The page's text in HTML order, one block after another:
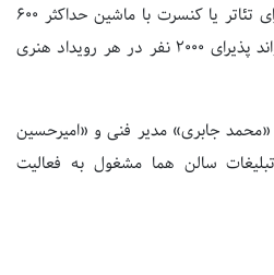
ظرفیت سالن فوق در زمان اجرای تئاتر یا کنسرت با ماشین حداکثر ۶۰۰
خودرو بوده و در مجموع می‌تواند پذیرای ۲۰۰۰ نفر‌ در هر رویداد هنری
«محمد جابری» مدیر‌ فنی و «امیرحسین
سالن هما مشغول به فعالیت